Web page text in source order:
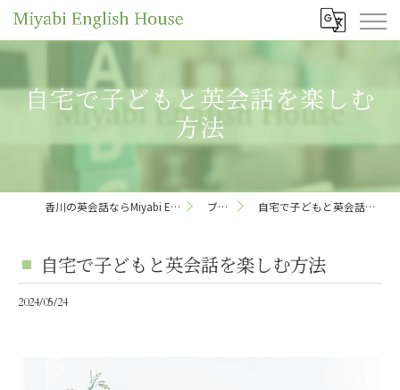
自宅で子どもと英会話を楽しむ
方法
香川の英会話ならMiyabi English House ブログ 自宅で子どもと英会話を楽しむ方法
自宅で子どもと英会話を楽しむ方法
2024/05/24